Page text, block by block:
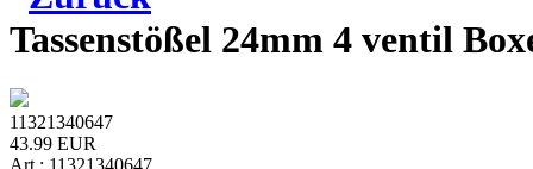
Tassenstößel 24mm 4 ventil
11321340647
43.99 EUR
Art.: 11321340647